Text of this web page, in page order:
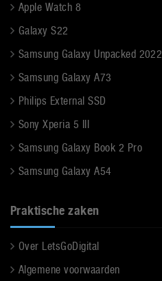
Apple Watch 8
Galaxy S22
Samsung Galaxy Unpacked 2022
Samsung Galaxy A73
Philips External SSD
Sony Xperia 5 III
Samsung Galaxy Book 2 Pro
Samsung Galaxy A54
Praktische zaken
Over LetsGoDigital
Algemene voorwaarden